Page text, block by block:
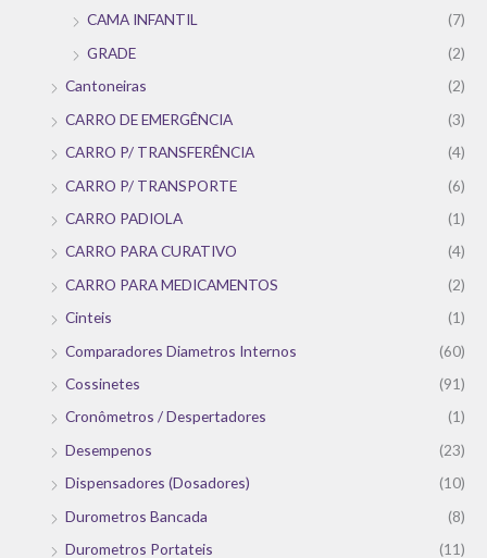
CAMA INFANTIL
(7)
GRADE
(2)
Cantoneiras
(2)
CARRO DE EMERGÊNCIA
(3)
CARRO P/ TRANSFERÊNCIA
(4)
CARRO P/ TRANSPORTE
(6)
CARRO PADIOLA
(1)
CARRO PARA CURATIVO
(4)
CARRO PARA MEDICAMENTOS
(2)
Cinteis
(1)
Comparadores Diametros Internos
(60)
Cossinetes
(91)
Cronômetros / Despertadores
(1)
Desempenos
(23)
Dispensadores (Dosadores)
(10)
Durometros Bancada
(8)
Durometros Portateis
(11)